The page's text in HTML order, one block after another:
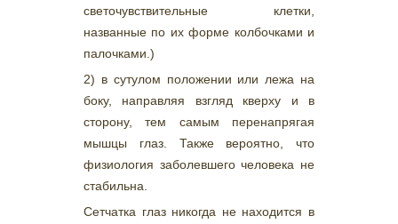
светочувствительные клетки,
названные по их форме колбочками и
палочками.)
2) в сутулом положении или лежа на
боку, направляя взгляд кверху и в
сторону, тем самым перенапрягая
мышцы глаз. Также вероятно, что
физиология заболевшего человека не
стабильна.
Сетчатка глаз никогда не находится в